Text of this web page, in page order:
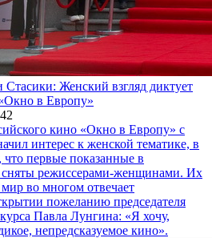
Стасики: Женский взгляд диктует
в Европу»
кино «Окно в Европу» с
интерес к женской тематике, в
первые показанные в
режиссерами-женщинами. Их
во многом отвечает
пожеланию председателя
Павла Лунгина: «Я хочу,
непредсказуемое кино».